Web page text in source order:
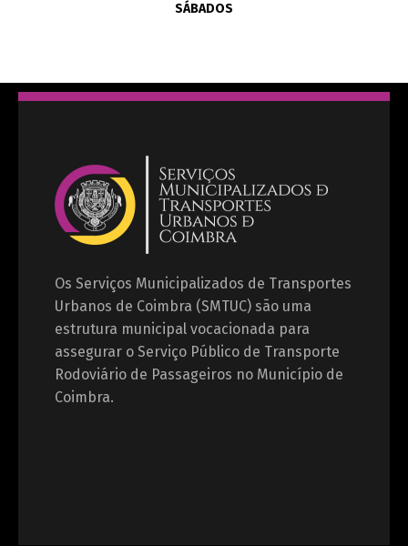
SÁBADOS
Os Serviços Municipalizados de Transportes
Urbanos de Coimbra (SMTUC) são uma
estrutura municipal vocacionada para
assegurar o Serviço Público de Transporte
Rodoviário de Passageiros no Município de
Coimbra.